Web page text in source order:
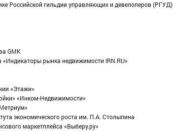
Российской гильдии управляющих и девелоперов (РГУД)
GMK
«Индикаторы рынка недвижимости IRN.RU»
«Этажи»
«Инком-Недвижимости»
экономического роста им. П.А. Столыпина
маркетплейса «Выберу.ру»